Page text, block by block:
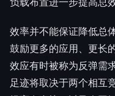
效率并不能保证降低总
鼓励更多的应用、更长
效应有时被称为反弹需
足迹将取决于两个相互